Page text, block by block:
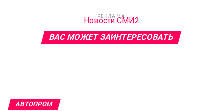
РЕКЛАМА
Новости СМИ2
ВАС МОЖЕТ ЗАИНТЕРЕСОВАТЬ
АВТОПРОМ